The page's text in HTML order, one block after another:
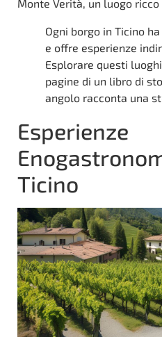
Monte Verità, un luogo
Ogni borgo in Ticino
e offre esperienze
Esplorare questi
pagine di un libro di
angolo racconta una
Esperienze
Ticino